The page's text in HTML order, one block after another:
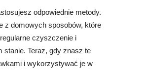
odpowiednie metody.
z domowych sposobów, które
czyszczenie i
Teraz, gdy znasz te
i wykorzystywać je w